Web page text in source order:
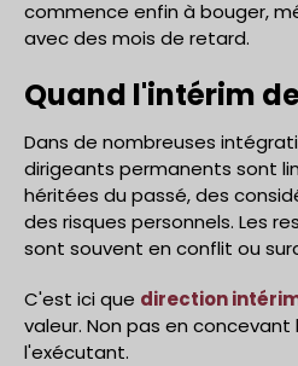
commence enfin à bouger,
avec des mois de retard.
Quand l'intérim
Dans de nombreuses
dirigeants permanents sont
héritées du passé, des
des risques personnels. Les
sont souvent en conflit ou
C'est ici que direction
valeur. Non pas en
l'exécutant.